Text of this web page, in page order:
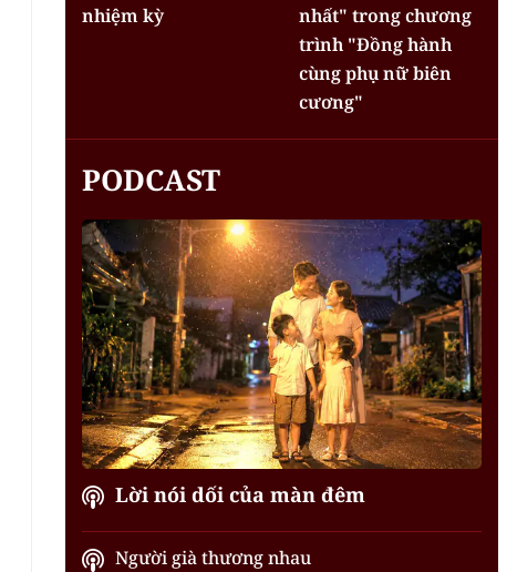
nhiệm kỳ
nhất" trong chương
trình "Đồng hành
cùng phụ nữ biên
cương"
PODCAST
Lời nói dối của màn đêm
Người già thương nhau